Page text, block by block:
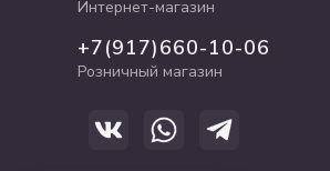
Полезные статьи
Для грызунов
Для рыб и рептилий
Интернет-магазин
+7(917)660-10-06
Розничный магазин